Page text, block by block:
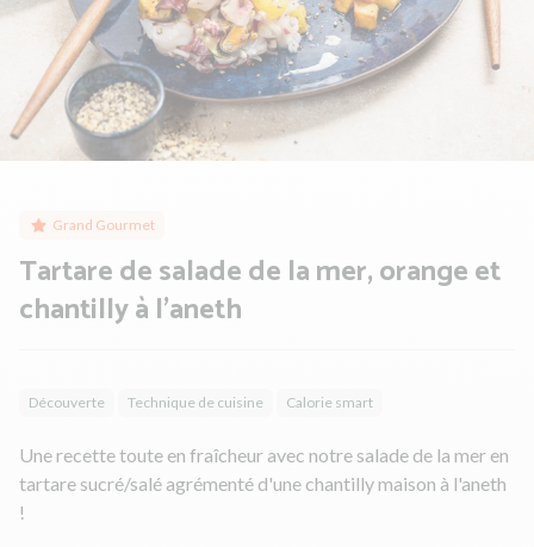
Grand Gourmet
Tartare de salade de la mer, orange et
chantilly à l'aneth
Découverte Technique de cuisine Calorie smart
Une recette toute en fraîcheur avec notre salade de la mer en
tartare sucré/salé agrémenté d'une chantilly maison à l'aneth
!